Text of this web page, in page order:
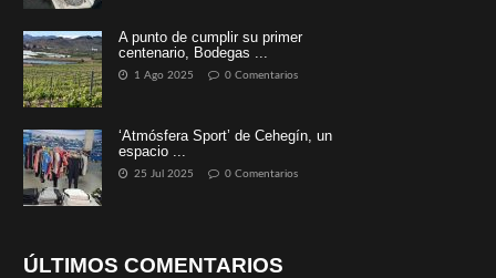
A punto de cumplir su primer
centenario, Bodegas ...
1 Ago 2025 0 Comentarios
‘Atmósfera Sport’ de Cehegín, un
espacio ...
25 Jul 2025 0 Comentarios
ÚLTIMOS COMENTARIOS